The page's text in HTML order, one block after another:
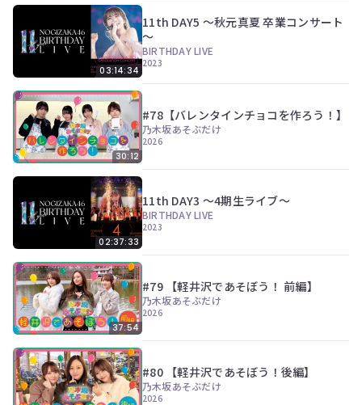
03:14:34
11th DAY5 ～秋元真夏 卒業コンサート
～
BIRTHDAY LIVE
2023
30:12
#78【バレンタインチョコを作ろう！】
乃木坂あそぶだけ
2026
02:37:33
11th DAY3 ～4期生ライブ～
BIRTHDAY LIVE
2023
37:54
#79 【軽井沢であそぼう！ 前編】
乃木坂あそぶだけ
2026
#80 【軽井沢であそぼう！後編】
乃木坂あそぶだけ
2026